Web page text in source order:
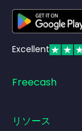
Excellent
Freecash
リソース